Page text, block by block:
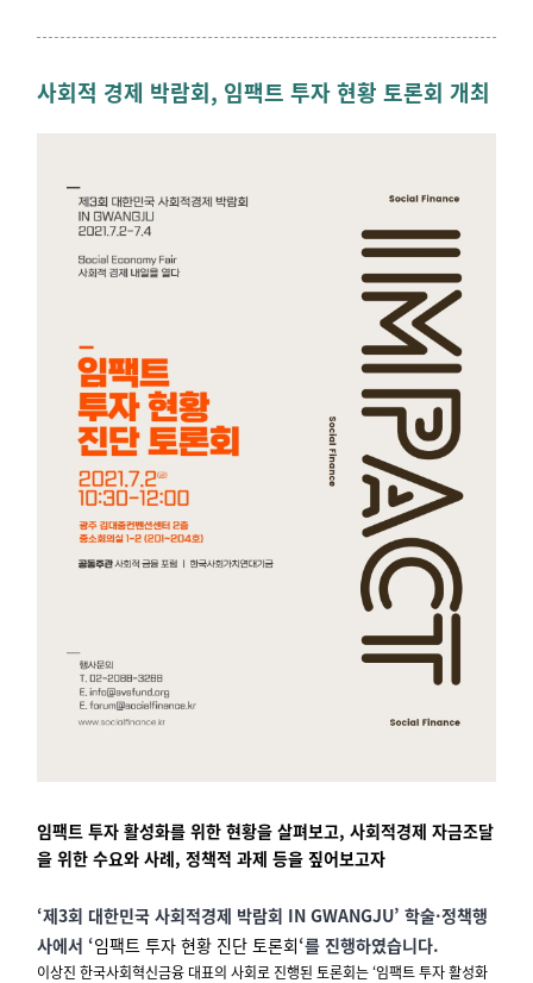
사회적 경제 박람회, 임팩트 투자 현황 토론회 개최
임팩트 투자 활성화를 위한 현황을 살펴보고, 사회적경제 자금조달
을 위한 수요와 사례, 정책적 과제 등을 짚어보고자
‘제3회 대한민국 사회적경제 박람회 IN GWANGJU’ 학술·정책행
사에서 ‘임팩트 투자 현황 진단 토론회‘를 진행하였습니다.
이상진 한국사회혁신금융 대표의 사회로 진행된 토론회는‘임팩트 투자 활성화